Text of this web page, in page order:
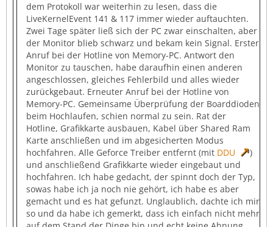
dem Protokoll war weiterhin zu lesen, dass die
LiveKernelEvent 141 & 117 immer wieder auftauchten.
Zwei Tage später ließ sich der PC zwar einschalten, aber
der Monitor blieb schwarz und bekam kein Signal. Erster
Anruf bei der Hotline von Memory-PC. Antwort den
Monitor zu tauschen, habe daraufhin einen anderen
angeschlossen, gleiches Fehlerbild und alles wieder
zurückgebaut. Erneuter Anruf bei der Hotline von
Memory-PC. Gemeinsame Überprüfung der Boarddioden
beim Hochlaufen, schien normal zu sein. Rat der
Hotline, Grafikkarte ausbauen, Kabel über Shared Ram
Karte anschließen und im abgesicherten Modus
hochfahren. Alle Geforce Treiber entfernt (mit DDU
)
und anschließend Grafikkarte wieder eingebaut und
hochfahren. Ich habe gedacht, der spinnt doch der Typ,
sowas habe ich ja noch nie gehört, ich habe es aber
gemacht und es hat gefunzt. Unglaublich, dachte ich mir
so und da habe ich gemerkt, dass ich einfach nicht mehr